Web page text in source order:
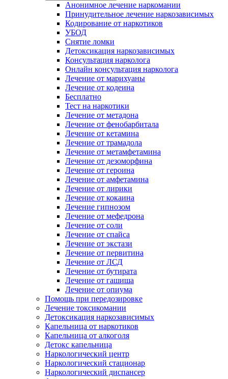
Анонимное лечение наркомании
Принудительное лечение наркозависимых
Кодирование от наркотиков
УБОД
Снятие ломки
Детоксикация наркозависимых
Консультация нарколога
Онлайн консультация нарколога
Лечение от марихуаны
Лечение от кодеина
Бесплатно
Тест на наркотики
Лечение от метадона
Лечение от фенобарбитала
Лечение от кетамина
Лечение от трамадола
Лечение от метамфетамина
Лечение от дезоморфина
Лечение от героина
Лечение от амфетамина
Лечение от лирики
Лечение от кокаина
Лечение гипнозом
Лечение от мефедрона
Лечение от соли
Лечение от спайса
Лечение от экстази
Лечение от первитина
Лечение от ЛСД
Лечение от бутирата
Лечение от гашиша
Лечение от опиума
Помощь при передозировке
Лечение токсикомании
Детоксикация наркозависимых
Капельница от наркотиков
Капельница от алкоголя
Детокс капельница
Наркологический центр
Наркологический стационар
Наркологический диспансер